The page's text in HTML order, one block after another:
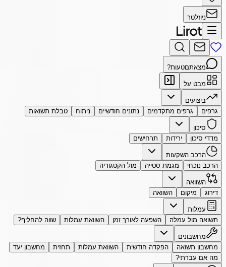
ניוזלטר
מצאתםטעות?
מבט על
ביצועים
גרפים
גרפים מתקדמים נתונים חודשיים ניתוח טבלת תשואות
סיכון
מדדי סיכון
ירידות תרחישים
הרכב השקעות
הרכב נוכחי
מגמת סטייה מול הקטגוריה
השוואה
דירוג
מיקום השוואה
עמלות
תשואה מול עמלה
השפעה לאורך זמן השוואת עמלות שווה להחליף?
מחשבונים
מחשבון תשואה
הפקדה חודשית השוואת עמלות תחזית
מחשבון יעד
מה אם עברתי?